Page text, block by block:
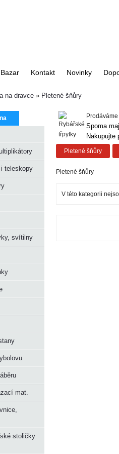
Bazar Kontakt Novinky
na dravce » Pletené šňůry
i teleskopy
svítilny
mat.
stoličky
Prodáváme
Spoma
Nakupujte
Pletené šňůry
Pletené šňůry
V této kategorii